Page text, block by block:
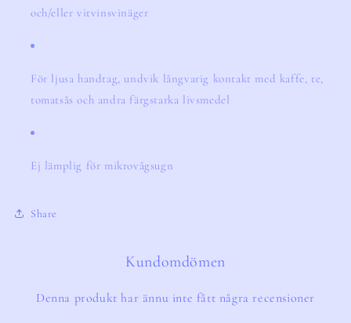
och/eller vitvinsvinäger
För ljusa handtag, undvik långvarig kontakt med kaffe, te,
tomatsås och andra färgstarka livsmedel
Ej lämplig för mikrovågsugn
Share
Kundomdömen
Denna produkt har ännu inte fått några recensioner